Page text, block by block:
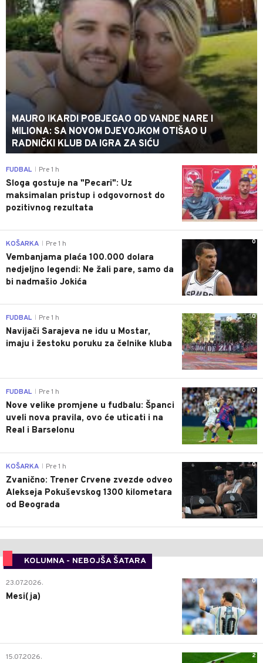
MAURO IKARDI POBJEGAO OD VANDE NARE I
MILIONA: SA NOVOM DJEVOJKOM OTIŠAO U
RADNIČKI KLUB DA IGRA ZA SIĆU
0
FUDBAL Pre 1 h
Sloga gostuje na "Pecari": Uz
maksimalan pristup i odgovornost do
pozitivnog rezultata
0
KOŠARKA Pre 1 h
Vembanjama plaća 100.000 dolara
nedjeljno legendi: Ne žali pare, samo da
bi nadmašio Jokića
0
FUDBAL Pre 1 h
Navijači Sarajeva ne idu u Mostar,
imaju i žestoku poruku za čelnike kluba
0
FUDBAL Pre 1 h
Nove velike promjene u fudbalu: Španci
uveli nova pravila, ovo će uticati i na
Real i Barselonu
0
KOŠARKA Pre 1 h
Zvanično: Trener Crvene zvezde odveo
Alekseja Pokuševskog 1300 kilometara
od Beograda
KOLUMNA - NEBOJŠA ŠATARA
0
23.07.2026.
Mesi(ja)
2
15.07.2026.